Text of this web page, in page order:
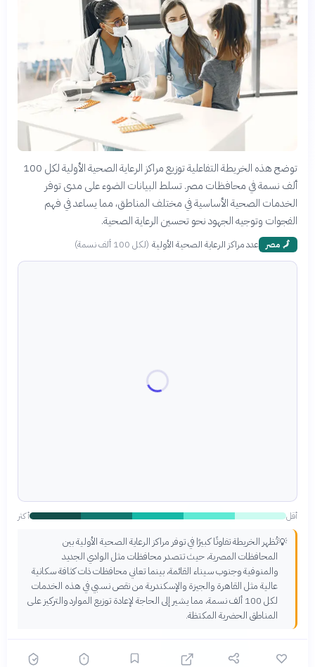
توضح هذه الخريطة التفاعلية توزيع مراكز الرعاية الصحية الأولية لكل 100
ألف نسمة في محافظات مصر. تسلط البيانات الضوء على مدى توفر
الخدمات الصحية الأساسية في مختلف المناطق، مما يساعد في فهم
الفجوات وتوجيه الجهود نحو تحسين الرعاية الصحية.
🗾 مصر عدد مراكز الرعاية الصحية الأولية (لكل 100 ألف نسمة )
أقل أكثر
💡تُظهر الخريطة تفاوتًا كبيرًا في توفر مراكز الرعاية الصحية الأولية بين
المحافظات المصرية، حيث تتصدر محافظات مثل الوادي الجديد
والمنوفية وجنوب سيناء القائمة، بينما تعاني محافظات ذات كثافة سكانية
عالية مثل القاهرة والجيزة والإسكندرية من نقص نسبي في هذه الخدمات
لكل 100 ألف نسمة، مما يشير إلى الحاجة لإعادة توزيع الموارد والتركيز على
المناطق الحضرية المكتظة.